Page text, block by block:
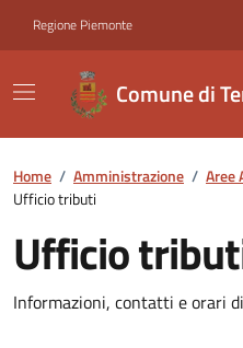
Regione Piemonte
Comune di
Home / Amministrazione / Aree
Ufficio tributi
Ufficio
Informazioni, contatti e orari